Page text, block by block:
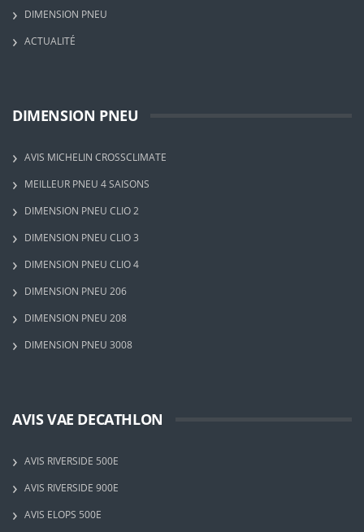
DIMENSION PNEU
ACTUALITÉ
DIMENSION PNEU
AVIS MICHELIN CROSSCLIMATE
MEILLEUR PNEU 4 SAISONS
DIMENSION PNEU CLIO 2
DIMENSION PNEU CLIO 3
DIMENSION PNEU CLIO 4
DIMENSION PNEU 206
DIMENSION PNEU 208
DIMENSION PNEU 3008
AVIS VAE DECATHLON
AVIS RIVERSIDE 500E
AVIS RIVERSIDE 900E
AVIS ELOPS 500E